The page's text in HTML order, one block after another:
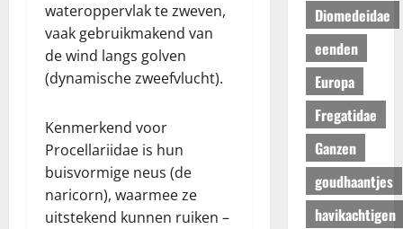
wateroppervlak te zweven,
vaak gebruikmakend van
de wind langs golven
(dynamische zweefvlucht).
Kenmerkend voor
Procellariidae is hun
buisvormige neus (de
naricorn), waarmee ze
uitstekend kunnen ruiken –
Diomedeidae
eenden
Europa
Fregatidae
Ganzen
goudhaantjes
havikachtigen